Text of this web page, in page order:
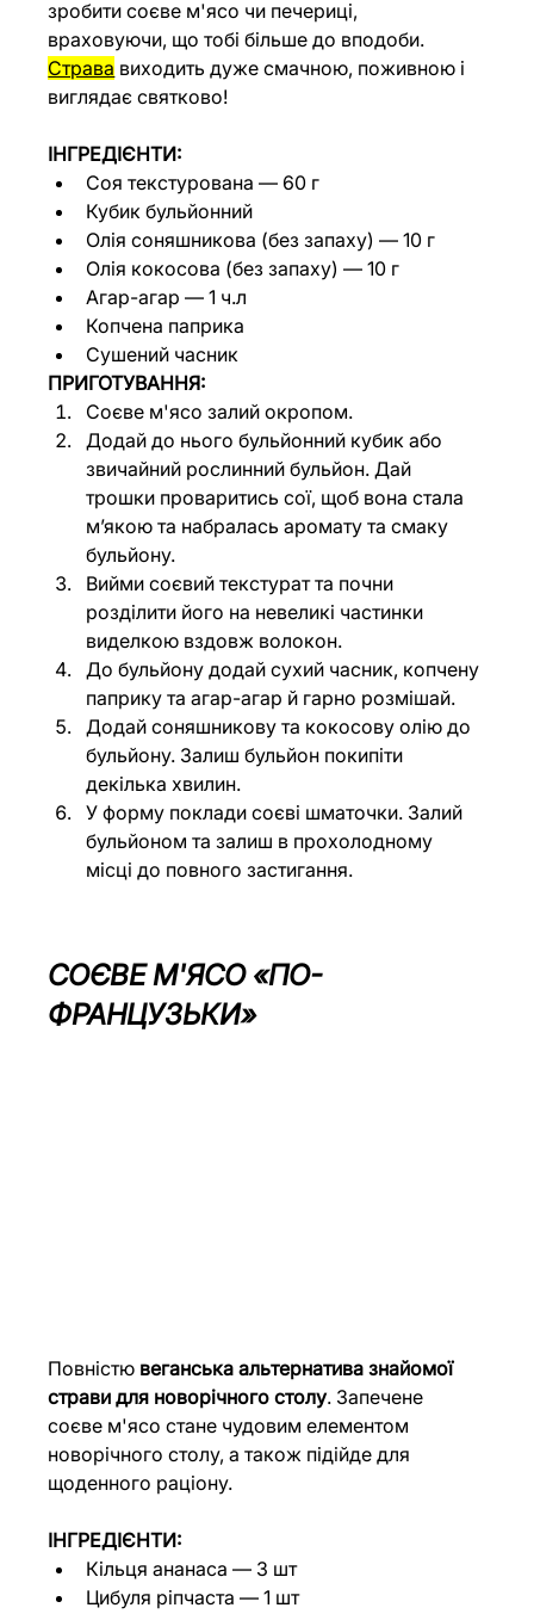
зробити соєве м'ясо чи печериці,
враховуючи, що тобі більше до вподоби.
Страва виходить дуже смачною, поживною і
виглядає святково!
ІНГРЕДІЄНТИ:
Соя текстурована — 60 г
Кубик бульйонний
Олія соняшникова (без запаху) — 10 г
Олія кокосова (без запаху) — 10 г
Агар-агар — 1 ч.л
Копчена паприка
Сушений часник
ПРИГОТУВАННЯ:
Соєве м'ясо залий окропом.
Додай до нього бульйонний кубик або
звичайний рослинний бульйон. Дай
трошки проваритись сої, щоб вона стала
м’якою та набралась аромату та смаку
бульйону.
Вийми соєвий текстурат та почни
розділити його на невеликі частинки
виделкою вздовж волокон.
До бульйону додай сухий часник, копчену
паприку та агар-агар й гарно розмішай.
Додай соняшникову та кокосову олію до
бульйону. Залиш бульйон покипіти
декілька хвилин.
У форму поклади соєві шматочки. Залий
бульйоном та залиш в прохолодному
місці до повного застигання.
СОЄВЕ М'ЯСО «ПО-
ФРАНЦУЗЬКИ»
Повністю веганська альтернатива знайомої
страви для новорічного столу. Запечене
соєве м'ясо стане чудовим елементом
новорічного столу, а також підійде для
щоденного раціону.
ІНГРЕДІЄНТИ:
Кільця ананаса — 3 шт
Цибуля ріпчаста — 1 шт